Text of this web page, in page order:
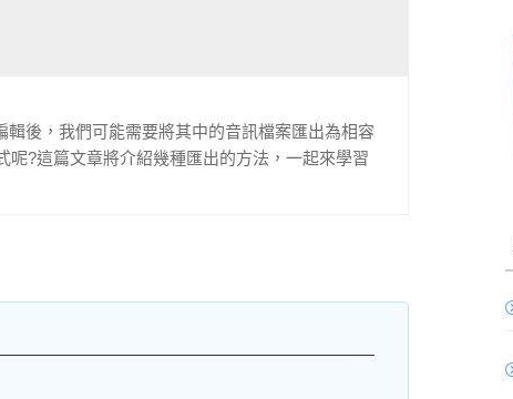
後，我們可能需要將其中的音訊檔案匯出為相容
?這篇文章將介紹幾種匯出的方法，一起來學習